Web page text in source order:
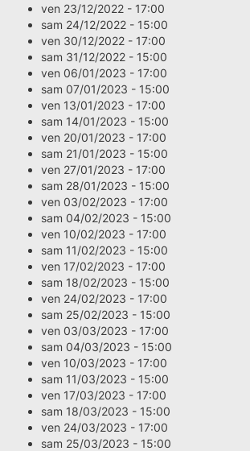
ven 23/12/2022 - 17:00
sam 24/12/2022 - 15:00
ven 30/12/2022 - 17:00
sam 31/12/2022 - 15:00
ven 06/01/2023 - 17:00
sam 07/01/2023 - 15:00
ven 13/01/2023 - 17:00
sam 14/01/2023 - 15:00
ven 20/01/2023 - 17:00
sam 21/01/2023 - 15:00
ven 27/01/2023 - 17:00
sam 28/01/2023 - 15:00
ven 03/02/2023 - 17:00
sam 04/02/2023 - 15:00
ven 10/02/2023 - 17:00
sam 11/02/2023 - 15:00
ven 17/02/2023 - 17:00
sam 18/02/2023 - 15:00
ven 24/02/2023 - 17:00
sam 25/02/2023 - 15:00
ven 03/03/2023 - 17:00
sam 04/03/2023 - 15:00
ven 10/03/2023 - 17:00
sam 11/03/2023 - 15:00
ven 17/03/2023 - 17:00
sam 18/03/2023 - 15:00
ven 24/03/2023 - 17:00
sam 25/03/2023 - 15:00